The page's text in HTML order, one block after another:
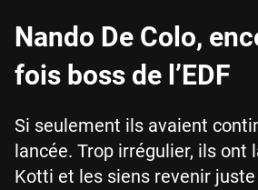
Nando De Colo,
fois boss de l’EDF
Si seulement ils avaient
lancée. Trop irrégulier, ils ont
Kotti et les siens revenir